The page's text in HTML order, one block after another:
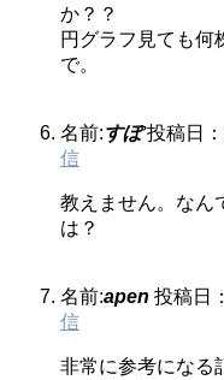
か？？
円グラフ見ても何
で。
名前:すぽ 投稿日
信
教えません。なん
は？
名前:apen 投稿日
信
非常に参考になる